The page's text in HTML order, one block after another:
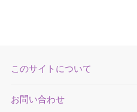
このサイトについて
お問い合わせ